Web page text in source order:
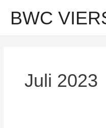
Inhalt
springen
BWC
Juli 2023